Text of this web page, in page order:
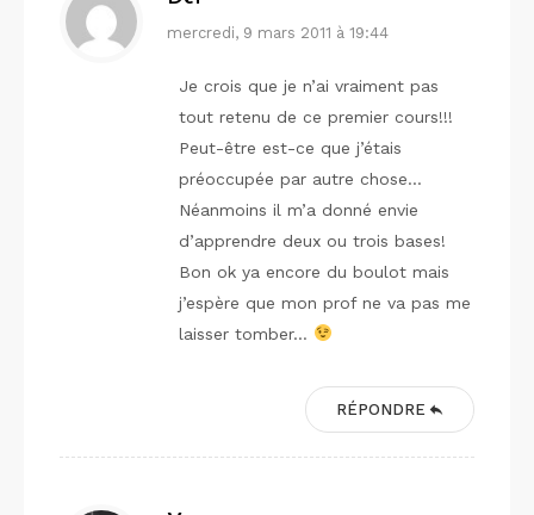
mercredi, 9 mars 2011 à 19:44
Je crois que je n’ai vraiment pas
tout retenu de ce premier cours!!!
Peut-être est-ce que j’étais
préoccupée par autre chose…
Néanmoins il m’a donné envie
d’apprendre deux ou trois bases!
Bon ok ya encore du boulot mais
j’espère que mon prof ne va pas me
laisser tomber…
RÉPONDRE